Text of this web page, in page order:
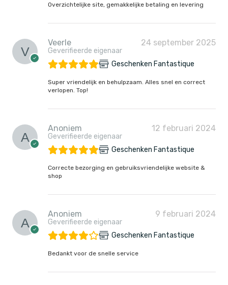
Overzichtelijke site, gemakkelijke betaling en levering
Veerle
Geverifieerde eigenaar
24 september 2025
Geschenken Fantastique
Super vriendelijk en behulpzaam. Alles snel en correct
verlopen. Top!
Anoniem
Geverifieerde eigenaar
12 februari 2024
Geschenken Fantastique
Correcte bezorging en gebruiksvriendelijke website &
shop
Anoniem
Geverifieerde eigenaar
9 februari 2024
Geschenken Fantastique
Bedankt voor de snelle service